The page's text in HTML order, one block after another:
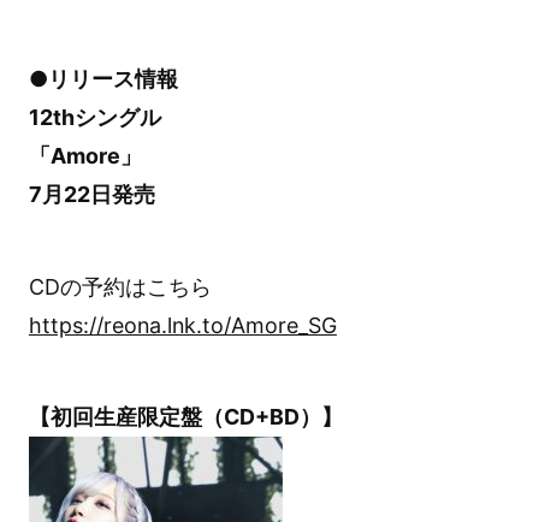
●リリース情報
12thシングル
「Amore」
7月22日発売
CDの予約はこちら
https://reona.lnk.to/Amore_SG
【初回生産限定盤（CD+BD）】